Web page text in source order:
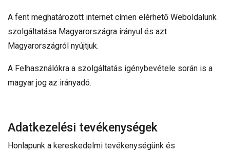
A fent meghatározott internet címen elérhető Weboldalunk
szolgáltatása Magyarországra irányul és azt
Magyarországról nyújtjuk.
A Felhasználókra a szolgáltatás igénybevétele során is a
magyar jog az irányadó.
Adatkezelési tevékenységek
Honlapunk a kereskedelmi tevékenységünk és